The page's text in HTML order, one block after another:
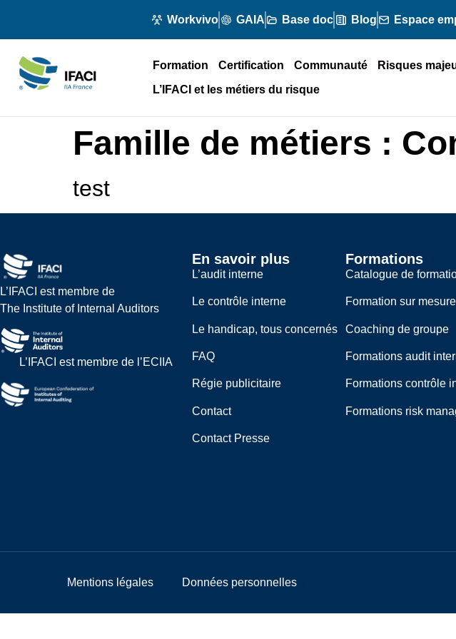
Workvivo GAIA Base doc Blog Espace
Formation Certification Communauté Risques
L’IFACI et les métiers du risque
Famille de métiers :
test
L’IFACI est membre de
The Institute of Internal Auditors
L’IFACI est membre de l’ECIIA
En savoir plus
L’audit interne
Le contrôle interne
Le handicap, tous concernés
FAQ
Régie publicitaire
Contact
Contact Presse
Formations
Catalogue de
Formation sur mesure
Coaching de groupe
Formations audit
Formations contrôle
Formations risk
Mentions légales Données personnelles